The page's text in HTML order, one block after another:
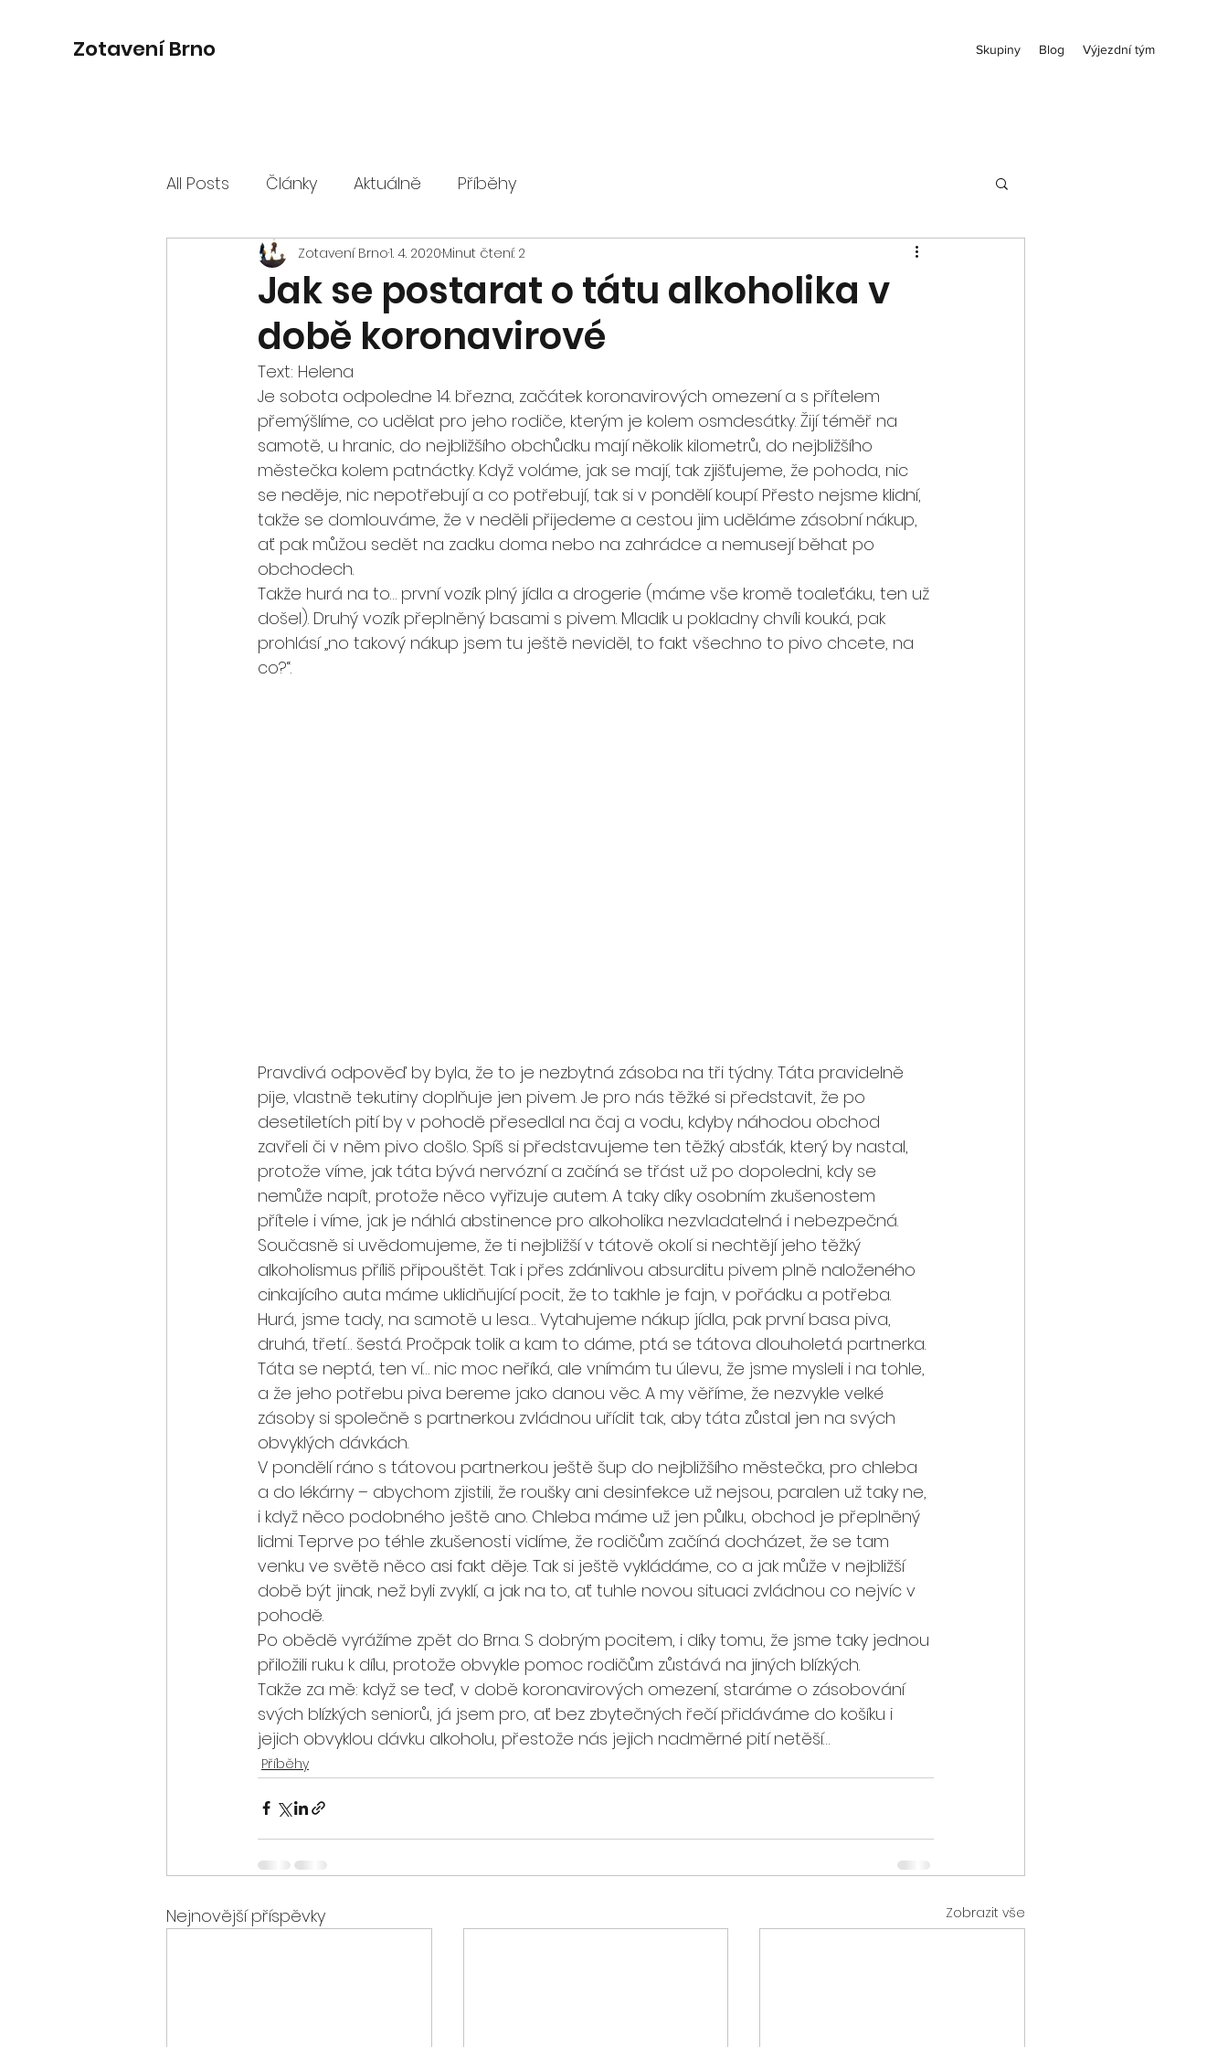
Zotavení Brno Skupiny Blog Výjezdní tým
All Posts Články Aktuálně Příběhy
Jak se postarat o tátu alkoholika v
době koronavirové
Zotavení Brno1. 4. 2020Minut čtení: 2
Text: Helena
Je sobota odpoledne 14. března, začátek koronavirových omezení a s přítelem
přemýšlíme, co udělat pro jeho rodiče, kterým je kolem osmdesátky. Žijí téměř na
samotě, u hranic, do nejbližšího obchůdku mají několik kilometrů, do nejbližšího
městečka kolem patnáctky. Když voláme, jak se mají, tak zjišťujeme, že pohoda, nic
se neděje, nic nepotřebují a co potřebují, tak si v pondělí koupí. Přesto nejsme klidní,
takže se domlouváme, že v neděli přijedeme a cestou jim uděláme zásobní nákup,
ať pak můžou sedět na zadku doma nebo na zahrádce a nemusejí běhat po
obchodech.
Takže hurá na to… první vozík plný jídla a drogerie (máme vše kromě toaleťáku, ten už
došel). Druhý vozík přeplněný basami s pivem. Mladík u pokladny chvíli kouká, pak
prohlásí „no takový nákup jsem tu ještě neviděl, to fakt všechno to pivo chcete, na
co?“.
Pravdivá odpověď by byla, že to je nezbytná zásoba na tři týdny. Táta pravidelně
pije, vlastně tekutiny doplňuje jen pivem. Je pro nás těžké si představit, že po
desetiletích pití by v pohodě přesedlal na čaj a vodu, kdyby náhodou obchod
zavřeli či v něm pivo došlo. Spíš si představujeme ten těžký absťák, který by nastal,
protože víme, jak táta bývá nervózní a začíná se třást už po dopoledni, kdy se
nemůže napít, protože něco vyřizuje autem. A taky díky osobním zkušenostem
přítele i víme, jak je náhlá abstinence pro alkoholika nezvladatelná i nebezpečná.
Současně si uvědomujeme, že ti nejbližší v tátově okolí si nechtějí jeho těžký
alkoholismus příliš připouštět. Tak i přes zdánlivou absurditu pivem plně naloženého
cinkajícího auta máme uklidňující pocit, že to takhle je fajn, v pořádku a potřeba.
Hurá, jsme tady, na samotě u lesa… Vytahujeme nákup jídla, pak první basa piva,
druhá, třetí… šestá. Pročpak tolik a kam to dáme, ptá se tátova dlouholetá partnerka.
Táta se neptá, ten ví… nic moc neříká, ale vnímám tu úlevu, že jsme mysleli i na tohle,
a že jeho potřebu piva bereme jako danou věc. A my věříme, že nezvykle velké
zásoby si společně s partnerkou zvládnou uřídit tak, aby táta zůstal jen na svých
obvyklých dávkách.
V pondělí ráno s tátovou partnerkou ještě šup do nejbližšího městečka, pro chleba
a do lékárny – abychom zjistili, že roušky ani desinfekce už nejsou, paralen už taky ne,
i když něco podobného ještě ano. Chleba máme už jen půlku, obchod je přeplněný
lidmi. Teprve po téhle zkušenosti vidíme, že rodičům začíná docházet, že se tam
venku ve světě něco asi fakt děje. Tak si ještě vykládáme, co a jak může v nejbližší
době být jinak, než byli zvyklí, a jak na to, ať tuhle novou situaci zvládnou co nejvíc v
pohodě.
Po obědě vyrážíme zpět do Brna. S dobrým pocitem, i díky tomu, že jsme taky jednou
přiložili ruku k dílu, protože obvykle pomoc rodičům zůstává na jiných blízkých.
Takže za mě: když se teď, v době koronavirových omezení, staráme o zásobování
svých blízkých seniorů, já jsem pro, ať bez zbytečných řečí přidáváme do košíku i
jejich obvyklou dávku alkoholu, přestože nás jejich nadměrné pití netěší…
Příběhy
Nejnovější příspěvky Zobrazit vše